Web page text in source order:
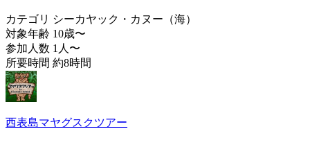
カテゴリ シーカヤック・カヌー（海）
対象年齢 10歳〜
参加人数 1人〜
所要時間 約8時間
西表島マヤグスクツアー